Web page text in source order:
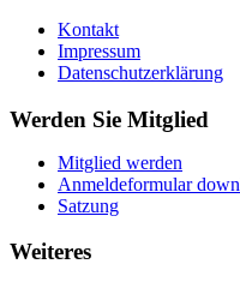
Kontakt
Impressum
Datenschutzerklärung
Werden Sie Mitglied
Mitglied werden
Anmeldeformular
Satzung
Weiteres